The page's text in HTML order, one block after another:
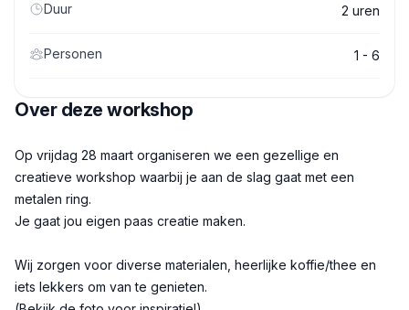
Duur 2 uren
Personen 1 - 6
Over deze workshop
Beschrijving
Op vrijdag 28 maart organiseren we een gezellige en
creatieve workshop waarbij je aan de slag gaat met een
metalen ring.
Je gaat jou eigen paas creatie maken.
Wij zorgen voor diverse materialen, heerlijke koffie/thee en
iets lekkers om van te genieten.